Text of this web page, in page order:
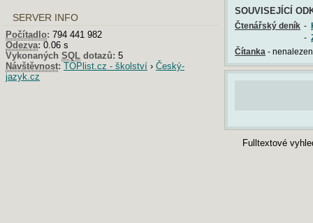
SOUVISEJÍCÍ
Čtenářský deník -
-
Čítanka -
Fulltextové
SERVER INFO
Počítadlo: 794 441 982
Odezva: 0.06 s
Vykonaných SQL dotazů: 5
Návštěvnost: TOPlist.cz - školství › Český-
jazyk.cz